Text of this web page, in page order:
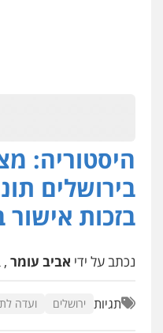
היסטוריה:
בירושלים
בזכות אישור
נכתב על ידי אביב עומר , ב-
תגיות ירושלים ועדה